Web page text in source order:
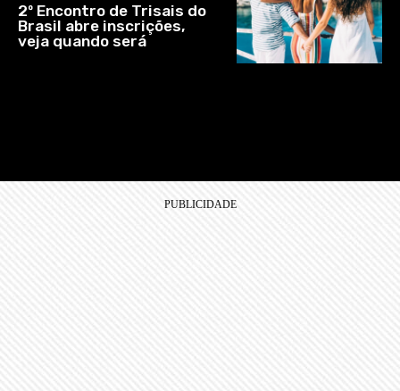
2º Encontro de Trisais do
Brasil abre inscrições,
veja quando será